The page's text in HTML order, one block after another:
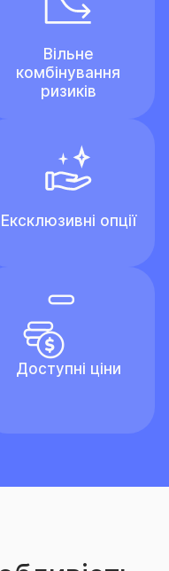
Вільне
комбінування
ризиків
Ексклюзивні опції
Доступні ціни